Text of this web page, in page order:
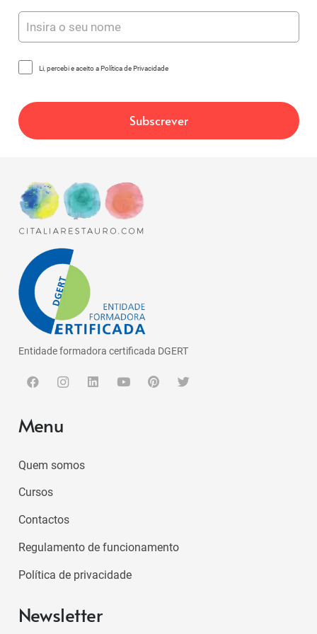
Li, percebi e aceito a Política de Privacidade
Entidade formadora certificada DGERT
Menu
Quem somos
Cursos
Contactos
Regulamento de funcionamento
Política de privacidade
Newsletter